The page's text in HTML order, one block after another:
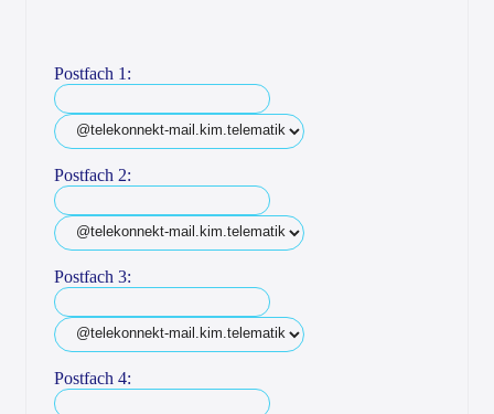
Postfach 1:
Postfach 2:
Postfach 3:
Postfach 4: